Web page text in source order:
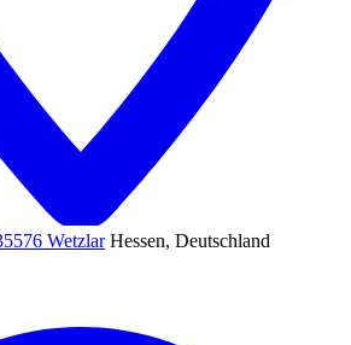
Wetzlar Hessen, Deutschland